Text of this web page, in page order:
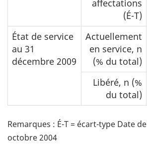
affectations
(É-T)
État de service
au 31
décembre 2009
Actuellement
en service, n
(% du total)
Libéré, n (%
du total)
Remarques : É-T = écart-type Date
octobre 2004